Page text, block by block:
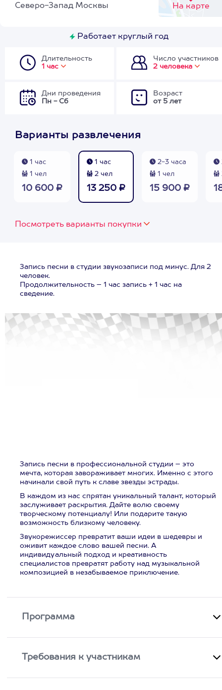
На карте
Северо-Запад Москвы
Работает круглый год
Длительность
1 час
Число участников
2 человека
Дни проведения
Пн - Сб
Возраст
от 5 лет
Варианты развлечения
1 час
1 чел
10 600 ₽
1 час
2 чел
13 250 ₽
2-3 часа
1 чел
15 900 ₽
Посмотреть варианты покупки
Запись песни в студии звукозаписи под минус. Для 2
человек.
Продолжительность – 1 час запись + 1 час на
сведение.
Запись песни в профессиональной студии – это
мечта, которая завораживает многих. Именно с этого
начинали свой путь к славе звезды эстрады.
В каждом из нас спрятан уникальный талант, который
заслуживает раскрытия. Дайте волю своему
творческому потенциалу! Или подарите такую
возможность близкому человеку.
Звукорежиссер превратит ваши идеи в шедевры и
оживит каждое слово вашей песни. А
индивидуальный подход и креативность
специалистов превратят работу над музыкальной
композицией в незабываемое приключение.
Программа
Требования к участникам